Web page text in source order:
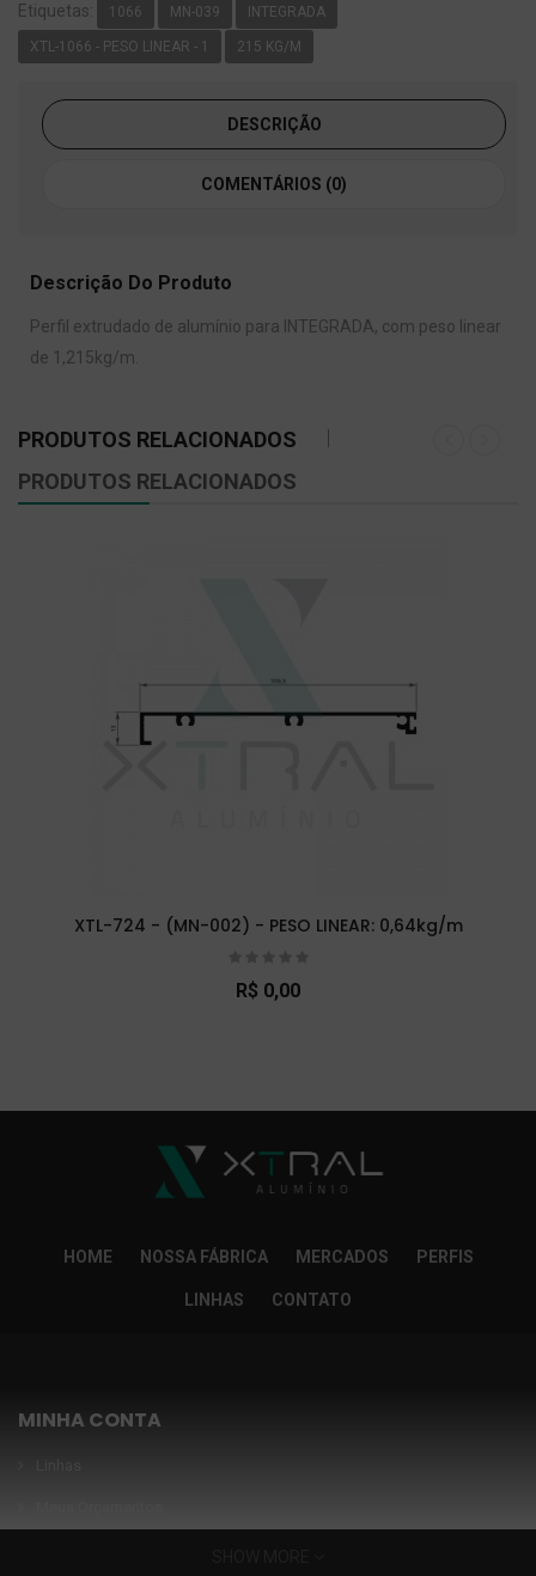
Etiquetas: 1066 MN-039 INTEGRADA
XTL-1066 - PESO LINEAR - 1 215 KG/M
DESCRIÇÃO
COMENTÁRIOS (0)
Descrição Do Produto
Perfil extrudado de alumínio para INTEGRADA, com peso linear
de 1,215kg/m.
PRODUTOS RELACIONADOS
PRODUTOS RELACIONADOS
XTL-724 - (MN-002) - PESO LINEAR: 0,64kg/m
R$ 0,00
HOME NOSSA FÁBRICA MERCADOS PERFIS
LINHAS CONTATO
MINHA CONTA